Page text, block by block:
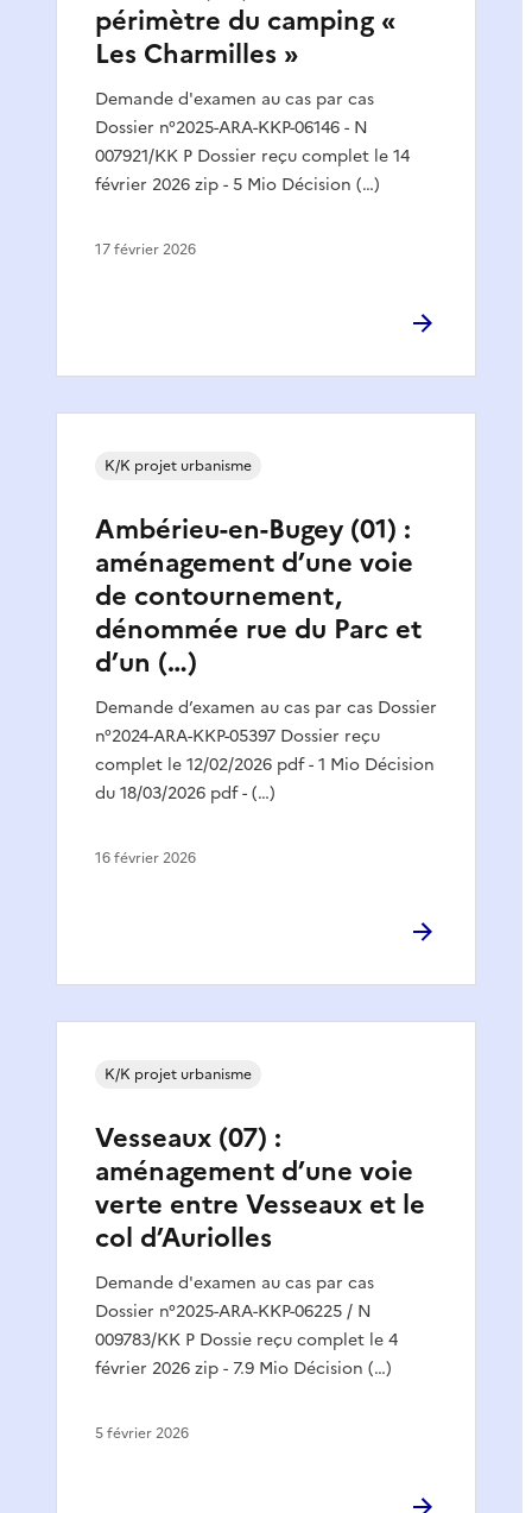
périmètre du camping «
Les Charmilles »
Demande d'examen au cas par cas
Dossier n°2025-ARA-KKP-06146 - N
007921/KK P Dossier reçu complet le 14
février 2026 zip - 5 Mio Décision (…)
17 février 2026
Ambérieu-en-Bugey (01) :
aménagement d’une voie
de contournement,
dénommée rue du Parc et
d’un (…)
Demande d’examen au cas par cas Dossier
n°2024-ARA-KKP-05397 Dossier reçu
complet le 12/02/2026 pdf - 1 Mio Décision
du 18/03/2026 pdf - (…)
K/K projet urbanisme
16 février 2026
Vesseaux (07) :
aménagement d’une voie
verte entre Vesseaux et le
col d’Auriolles
Demande d'examen au cas par cas
Dossier n°2025-ARA-KKP-06225 / N
009783/KK P Dossie reçu complet le 4
février 2026 zip - 7.9 Mio Décision (…)
K/K projet urbanisme
5 février 2026